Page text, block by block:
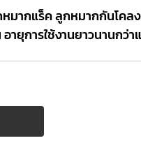
ากแร็ค ลูกหมากกันโคลง
ยุการใช้งานยาวนานกว่า